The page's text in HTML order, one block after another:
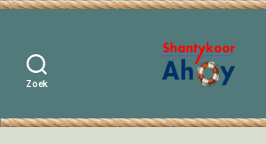
Zoek
Ahoy